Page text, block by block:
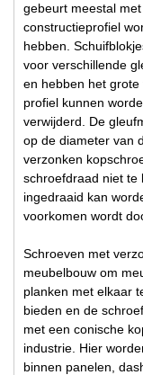
gebeurt meestal
constructieprofiel
hebben.
voor verschillende
en hebben het
profiel kunnen
verwijderd. De
op de diameter van
verzonken
schroefdraad niet te
ingedraaid kan
voorkomen wordt
Schroeven met
meubelbouw om
planken met elkaar
bieden en de
met een conische
industrie. Hier
binnen panelen,